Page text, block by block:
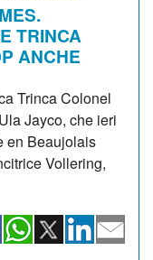
TRINCA
ANCHE
Trinca Colonel
Jayco, che ieri
en Beaujolais
Vollering,